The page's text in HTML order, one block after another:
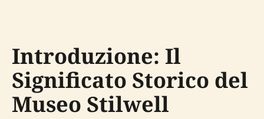
Introduzione: Il
Significato Storico del
Museo Stilwell